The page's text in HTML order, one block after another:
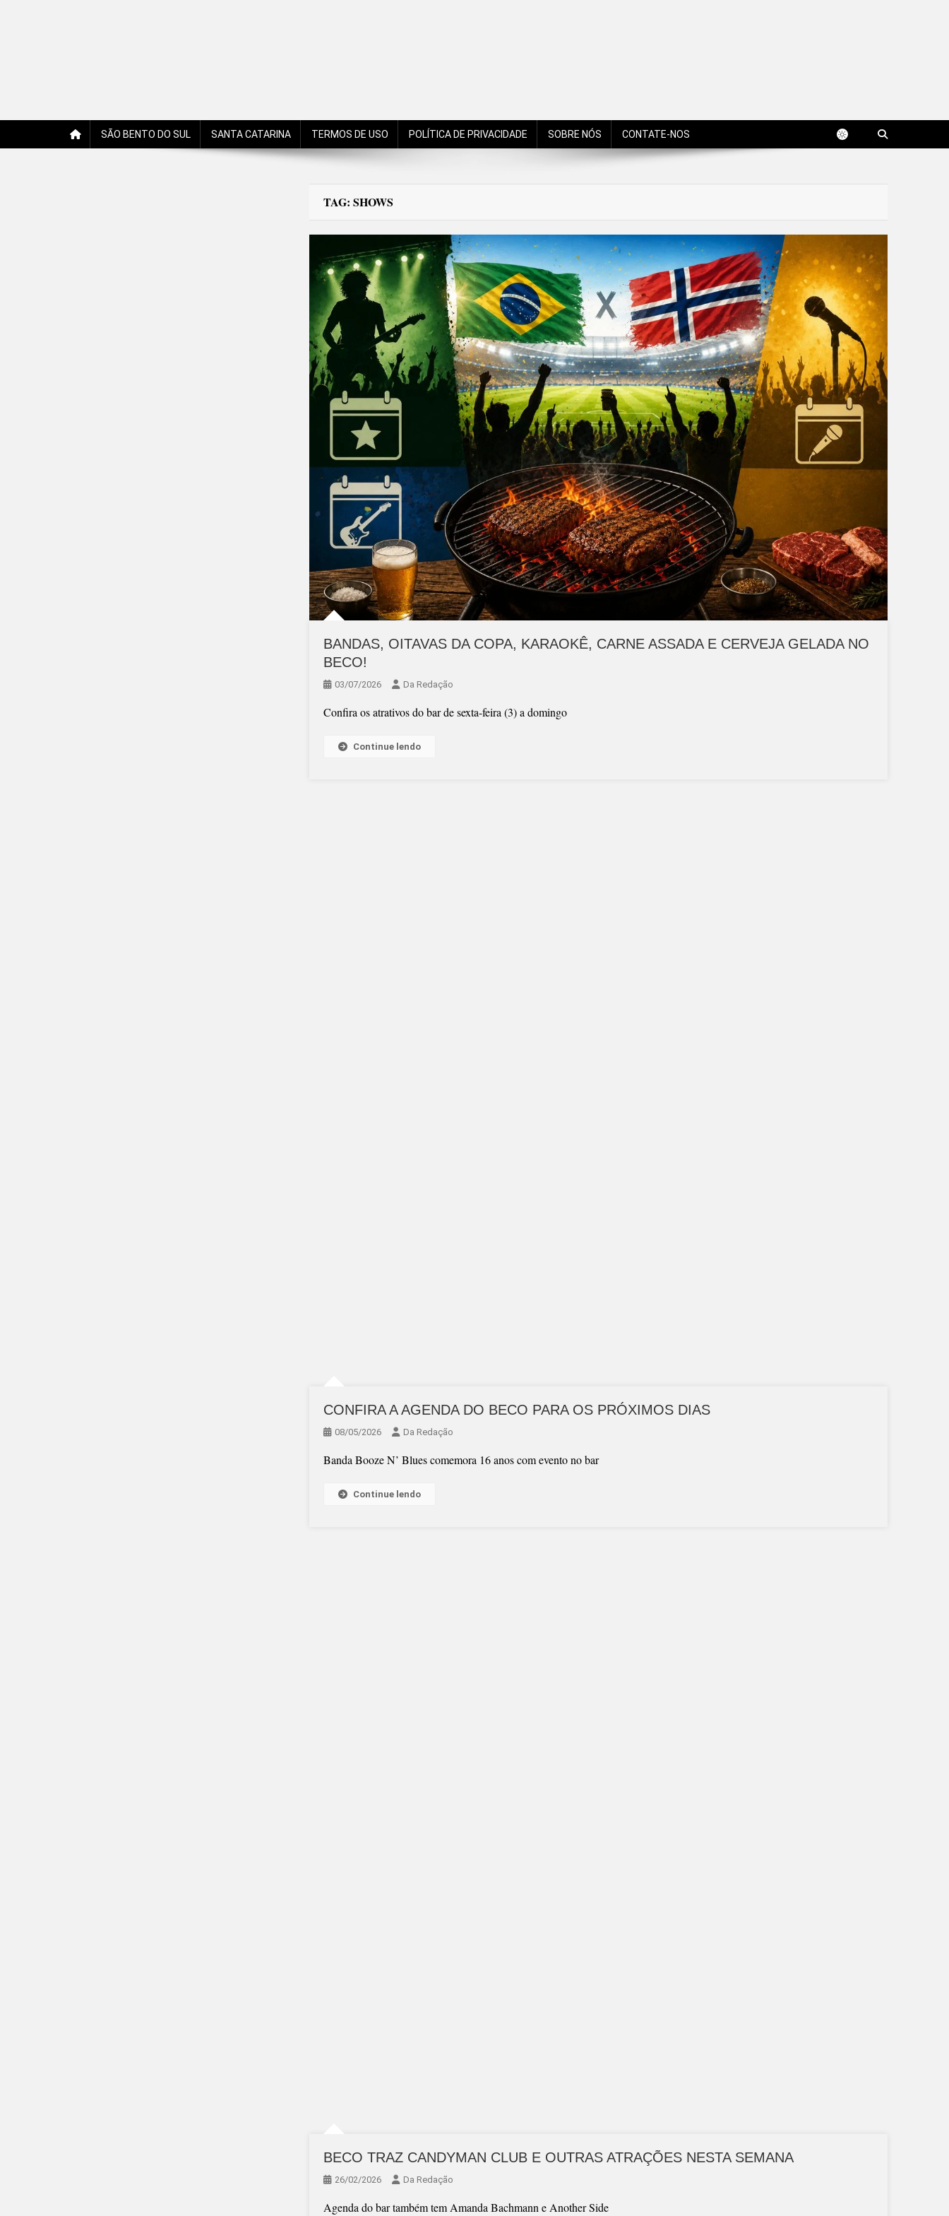
SÃO BENTO DO SUL SANTA CATARINA TERMOS DE USO POLÍTICA DE PRIVACIDADE SOBRE NÓS CONTATE-NOS
TAG: SHOWS
BANDAS, OITAVAS DA COPA, KARAOKÊ, CARNE ASSADA E CERVEJA GELADA NO
BECO!
03/07/2026 Da Redação
Confira os atrativos do bar de sexta-feira (3) a domingo
Continue lendo
CONFIRA A AGENDA DO BECO PARA OS PRÓXIMOS DIAS
08/05/2026 Da Redação
Banda Booze N’ Blues comemora 16 anos com evento no bar
Continue lendo
BECO TRAZ CANDYMAN CLUB E OUTRAS ATRAÇÕES NESTA SEMANA
26/02/2026 Da Redação
Agenda do bar também tem Amanda Bachmann e Another Side